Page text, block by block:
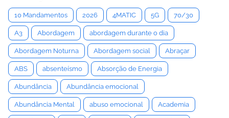
10 Mandamentos 2026 4MATIC 5G 70/30
A3 Abordagem abordagem durante o dia
Abordagem Noturna Abordagem social Abraçar
ABS absenteísmo Absorção de Energia
Abundância Abundância emocional
Abundância Mental abuso emocional Academia